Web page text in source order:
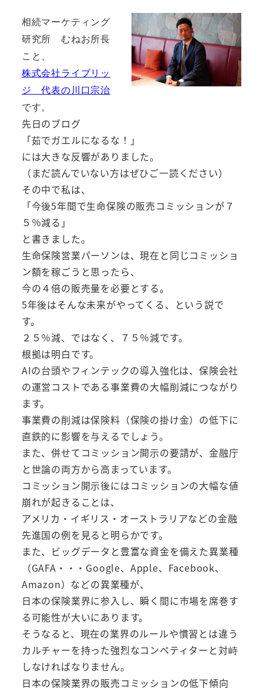
相続マーケティング
研究所 むねお所長
こと、
株式会社ライブリッ
ジ 代表の川口宗治
です。
先日のブログ
「茹でガエルになるな！」
には大きな反響がありました。
（まだ読んでいない方はぜひご一読ください）
その中で私は、
「今後5年間で生命保険の販売コミッションが７
５％減る」
と書きました。
生命保険営業パーソンは、現在と同じコミッショ
ン額を稼ごうと思ったら、
今の４倍の販売量を必要とする。
5年後はそんな未来がやってくる、という説で
す。
２５％減、ではなく、７５％減です。
根拠は明白です。
AIの台頭やフィンテックの導入強化は、保険会社
の運営コストである事業費の大幅削減につながり
ます。
事業費の削減は保険料（保険の掛け金）の低下に
直鉄的に影響を与えるでしょう。
また、併せてコミッション開示の要請が、金融庁
と世論の両方から高まっています。
コミッション開示後にはコミッションの大幅な値
崩れが起きることは、
アメリカ・イギリス・オーストラリアなどの金融
先進国の例を見ると明らかです。
また、ビッグデータと豊富な資金を備えた異業種
（GAFA・・・Google、Apple、Facebook、
Amazon）などの異業種が、
日本の保険業界に参入し、瞬く間に市場を席巻す
る可能性が大いにあります。
そうなると、現在の業界のルールや慣習とは違う
カルチャーを持った強烈なコンペティターと対峙
しなければなりません。
日本の保険業界の販売コミッションの低下傾向